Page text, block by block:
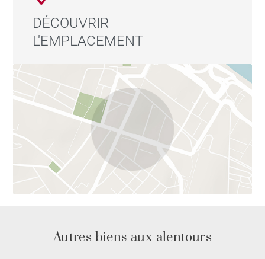
DÉCOUVRIR
L'EMPLACEMENT
Autres biens aux alentours